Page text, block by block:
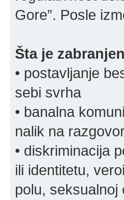
Gore”. Posle
Šta je
• postavljanje
sebi svrha
• banalna
nalik na
• diskriminacija
ili identitetu,
polu, seksualnoj